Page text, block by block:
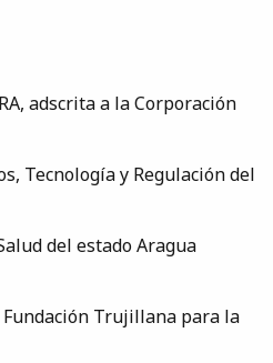
adscrita a la Corporación
Tecnología y Regulación del
del estado Aragua
Fundación Trujillana para la